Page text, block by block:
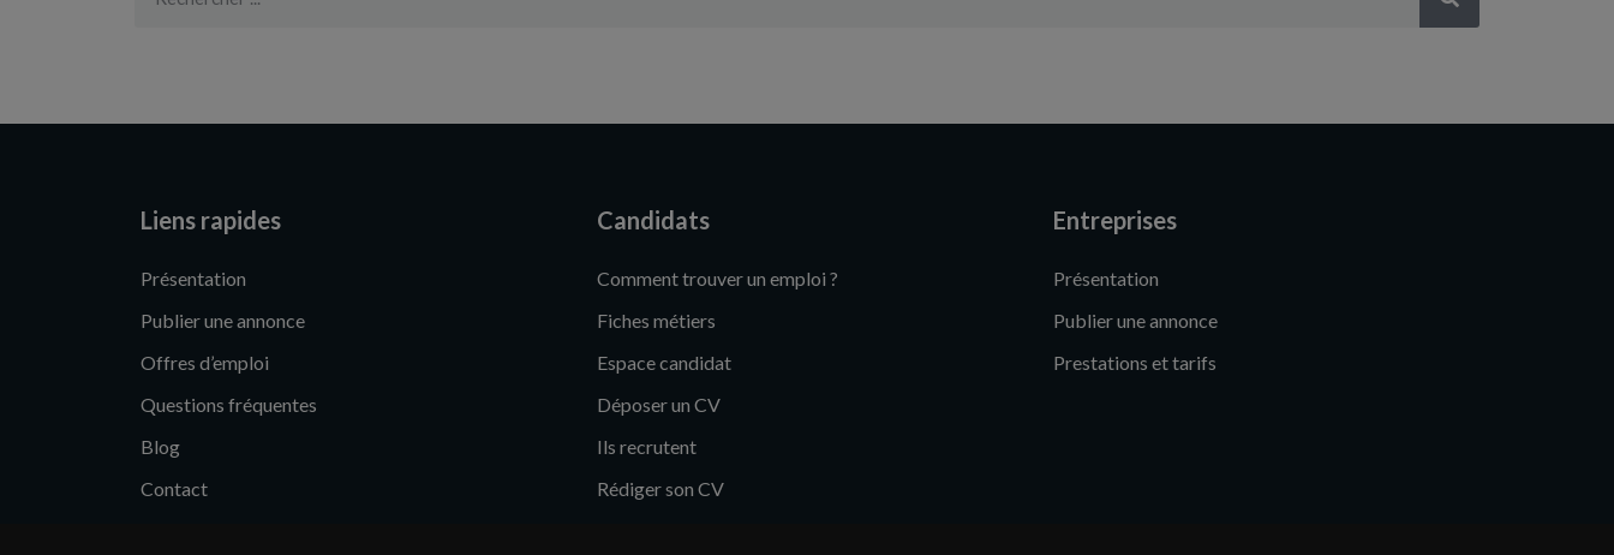
Liens rapides
Présentation
Publier une annonce
Offres d’emploi
Questions fréquentes
Blog
Contact
Candidats
Comment trouver un emploi ?
Fiches métiers
Espace candidat
Déposer un CV
Ils recrutent
Rédiger son CV
Entreprises
Présentation
Publier une annonce
Prestations et tarifs